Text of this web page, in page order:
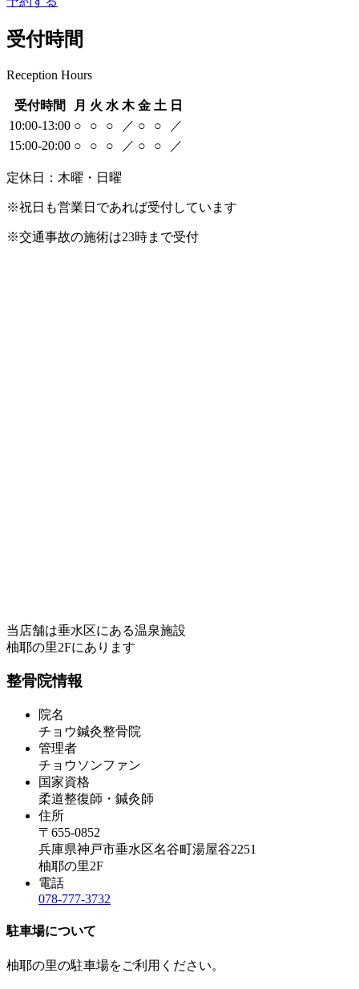
受付時間
Reception Hours
受付時間 月 火 水 木 金 土 日
10:00-13:00 ○ ○ ○ ／ ○ ○
／
15:00-20:00 ○ ○ ○ ／ ○ ○ ／
定休日：木曜・日曜
※祝日も営業日であれば受付しています
※交通事故の施術は23時まで受付
当店舗は垂水区にある温泉施設
柚耶の里2Fにあります
整骨院情報
院名
チョウ鍼灸整骨院
管理者
チョウソンファン
国家資格
柔道整復師・鍼灸師
住所
〒655-0852
兵庫県神戸市垂水区名谷町湯屋谷2251
柚耶の里2F
電話
078-777-3732
駐車場について
柚耶の里の駐車場をご利用ください。